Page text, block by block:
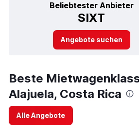
Beliebtester Anbieter
SIXT
Angebote suchen
Beste
Alajuela, Costa Rica
Alle Angebote